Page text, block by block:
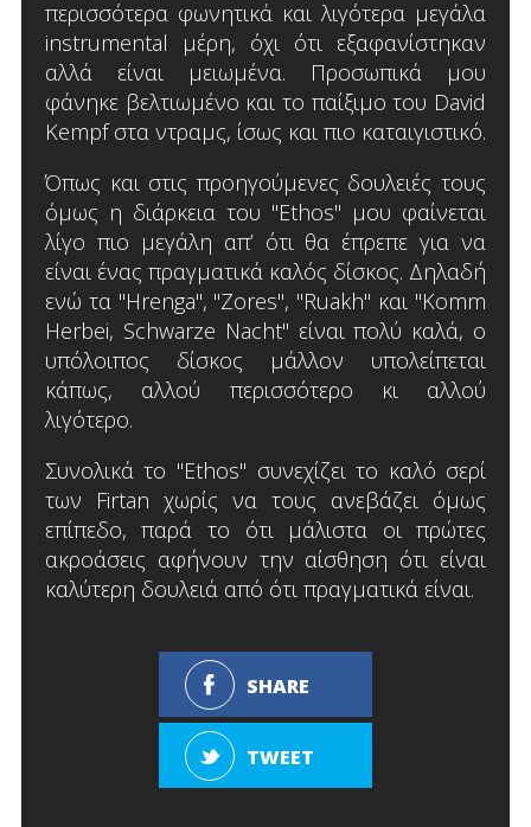
περισσότερα φωνητικά και λιγότερα μεγάλα
instrumental μέρη, όχι ότι εξαφανίστηκαν
αλλά είναι μειωμένα. Προσωπικά μου
φάνηκε βελτιωμένο και το παίξιμο του David
Kempf στα ντραμς, ίσως και πιο καταιγιστικό.
Όπως και στις προηγούμενες δουλειές τους
όμως η διάρκεια του "Ethos" μου φαίνεται
λίγο πιο μεγάλη απ’ ότι θα έπρεπε για να
είναι ένας πραγματικά καλός δίσκος. Δηλαδή
ενώ τα "Hrenga", "Zores", "Ruakh" και "Komm
Herbei, Schwarze Nacht" είναι πολύ καλά, ο
υπόλοιπος δίσκος μάλλον υπολείπεται
κάπως, αλλού περισσότερο κι αλλού
λιγότερο.
Συνολικά το "Ethos" συνεχίζει το καλό σερί
των Firtan χωρίς να τους ανεβάζει όμως
επίπεδο, παρά το ότι μάλιστα οι πρώτες
ακροάσεις αφήνουν την αίσθηση ότι είναι
καλύτερη δουλειά από ότι πραγματικά είναι.
SHARE
TWEET